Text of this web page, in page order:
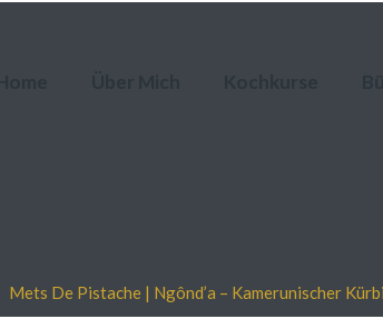
Mets De Pistache | Ngônd’a – Kamerunischer